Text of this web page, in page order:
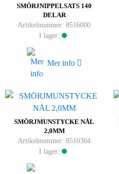
SMÖRJNIPPELSATS 140
DELAR
Artikelnummer: 8516000
I lager:
Mer info
SMÖRJMUNSTYCKE NÅL
2,0MM
Artikelnummer: 8510304
I lager: